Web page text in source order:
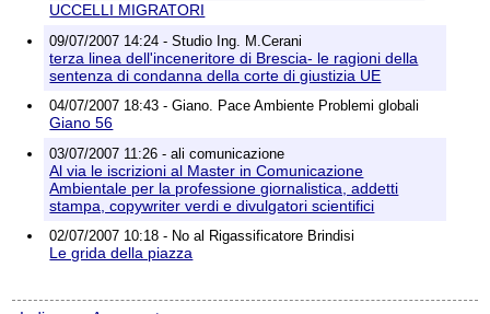
UCCELLI MIGRATORI
09/07/2007 14:24 - Studio Ing. M.Cerani
terza linea dell'inceneritore di Brescia- le ragioni della
sentenza di condanna della corte di giustizia UE
04/07/2007 18:43 - Giano. Pace Ambiente Problemi globali
Giano 56
03/07/2007 11:26 - ali comunicazione
Al via le iscrizioni al Master in Comunicazione
Ambientale per la professione giornalistica, addetti
stampa, copywriter verdi e divulgatori scientifici
02/07/2007 10:18 - No al Rigassificatore Brindisi
Le grida della piazza